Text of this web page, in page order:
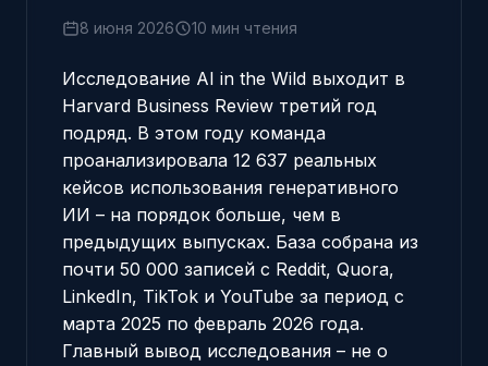
8 июня 2026 10 мин чтения
Исследование AI in the Wild выходит в
Harvard Business Review третий год
подряд. В этом году команда
проанализировала 12 637 реальных
кейсов использования генеративного
ИИ – на порядок больше, чем в
предыдущих выпусках. База собрана из
почти 50 000 записей с Reddit, Quora,
LinkedIn, TikTok и YouTube за период с
марта 2025 по февраль 2026 года.
Главный вывод исследования – не о